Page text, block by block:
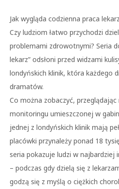
Jak wygląda codzienna praca
Czy ludziom łatwo przychodzi
problemami zdrowotnymi? Seria
lekarz” odsłoni przed widzami
londyńskich klinik, która każdego
dramatów.
Co można zobaczyć,
monitoringu umieszczonej w
jednej z londyńskich klinik mają
placówki przynależy ponad 18
seria pokazuje ludzi w najbardziej
– podczas gdy dzielą się z
godzą się z myślą o ciężkich